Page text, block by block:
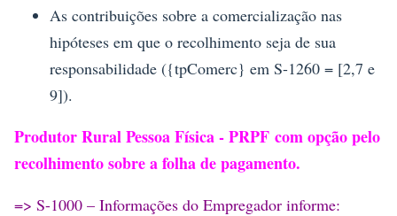
As contribuições sobre a comercialização nas
hipóteses em que o recolhimento seja de sua
responsabilidade ({tpComerc} em S-1260 = [2,7 e
9]).
Produtor Rural Pessoa Física - PRPF com opção pelo
recolhimento sobre a folha de pagamento.
=> S-1000 – Informações do Empregador informe: